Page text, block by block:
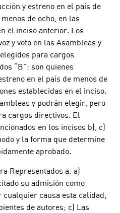
y estreno en el país de
de ocho, en las
el inciso anterior. Los
y voto en las Asambleas y
para cargos
“B”: son quienes
en el país de menos de
establecidas en el inciso.
y podrán elegir, pero
cargos directivos. El
en los incisos b), c)
y la forma que determine
aprobado.
Representados a: a)
su admisión como
cualquier causa esta calidad;
de autores; c) Las